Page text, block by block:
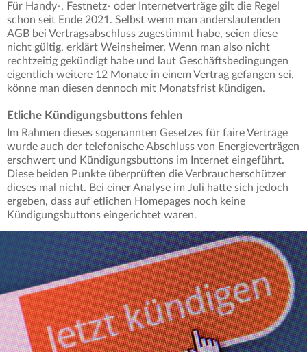
Für Handy-, Festnetz- oder Internetverträge gilt die Regel
schon seit Ende 2021. Selbst wenn man anderslautenden
AGB bei Vertragsabschluss zugestimmt habe, seien diese
nicht gültig, erklärt Weinsheimer. Wenn man also nicht
rechtzeitig gekündigt habe und laut Geschäftsbedingungen
eigentlich weitere 12 Monate in einem Vertrag gefangen sei,
könne man diesen dennoch mit Monatsfrist kündigen.
Etliche Kündigungsbuttons fehlen
Im Rahmen dieses sogenannten Gesetzes für faire Verträge
wurde auch der telefonische Abschluss von Energieverträgen
erschwert und Kündigungsbuttons im Internet eingeführt.
Diese beiden Punkte überprüften die Verbraucherschützer
dieses mal nicht. Bei einer Analyse im Juli hatte sich jedoch
ergeben, dass auf etlichen Homepages noch keine
Kündigungsbuttons eingerichtet waren.